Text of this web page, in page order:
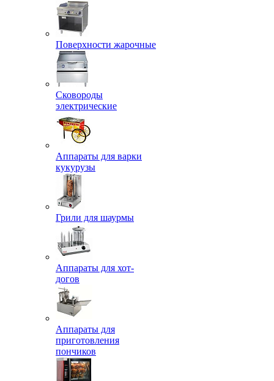
Поверхности жарочные
Сковороды
электрические
Аппараты для варки
кукурузы
Грили для шаурмы
Аппараты для хот-
догов
Аппараты для
приготовления
пончиков